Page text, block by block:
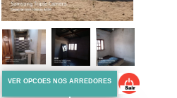
VER OPCOES NOS ARREDORES